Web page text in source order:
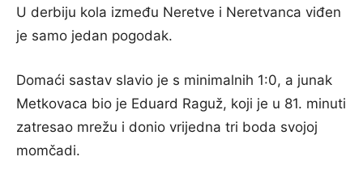
U derbiju kola između Neretve i Neretvanca viđen
je samo jedan pogodak.
Domaći sastav slavio je s minimalnih 1:0, a junak
Metkovaca bio je Eduard Raguž, koji je u 81. minuti
zatresao mrežu i donio vrijedna tri boda svojoj
momčadi.